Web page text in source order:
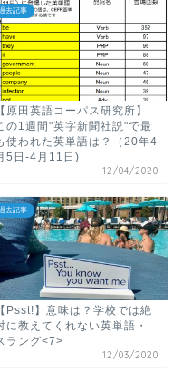
去記事
【原田英語コーパス研究所】
の1週間"英字新聞社説"で最
使われた英単語は？（20年4
5日-4月11日)
12/04/2020
去記事
【Psst!】意味は？学校では絶
に教えてくれない英単語・
ラング<7>
12/03/2020